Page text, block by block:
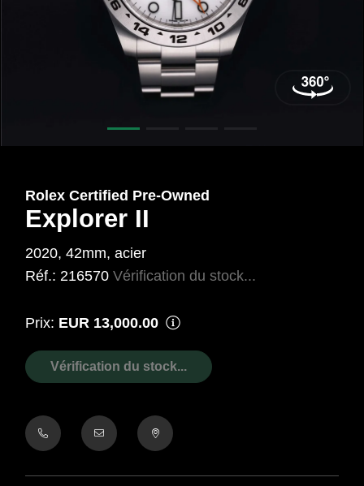
Rolex Certified Pre‑Owned
Explorer II
2020, 42mm, acier
Réf.: 216570Vérification du stock...
Prix: EUR 13,000.00
Vérification du stock...